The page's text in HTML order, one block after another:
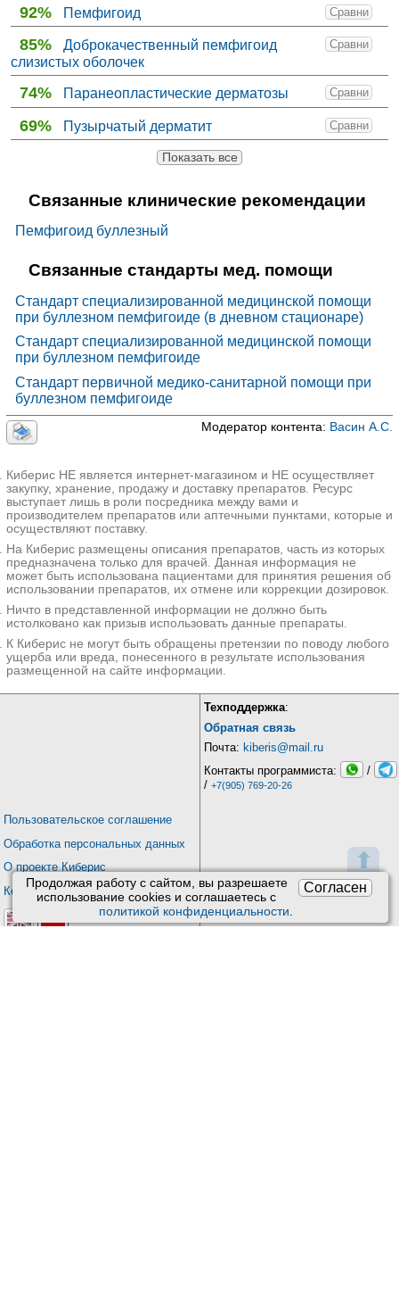
⬆
Согласен
Продолжая работу с сайтом, вы разрешаете
использование сookies и соглашаетесь с
политикой конфиденциальности.
92% Сравни
Пемфигоид
85% Сравни
Доброкачественный пемфигоид
слизистых оболочек
74% Сравни
Паранеопластические дерматозы
69% Сравни
Пузырчатый дерматит
Показать все
Связанные клинические рекомендации
Пемфигоид буллезный
Связанные стандарты мед. помощи
Стандарт специализированной медицинской помощи
при буллезном пемфигоиде (в дневном стационаре)
Стандарт специализированной медицинской помощи
при буллезном пемфигоиде
Стандарт первичной медико-санитарной помощи при
буллезном пемфигоиде
Модератор контента: Васин А.С.
Киберис НЕ является интернет-магазином и НЕ осуществляет
закупку, хранение, продажу и доставку препаратов. Ресурс
выступает лишь в роли посредника между вами и
производителем препаратов или аптечными пунктами, которые и
осуществляют поставку.
На Киберис размещены описания препаратов, часть из которых
предназначена только для врачей. Данная информация не
может быть использована пациентами для принятия решения об
использовании препаратов, их отмене или коррекции дозировок.
Ничто в представленной информации не должно быть
истолковано как призыв использовать данные препараты.
К Киберис не могут быть обращены претензии по поводу любого
ущерба или вреда, понесенного в результате использования
размещенной на сайте информации.
Пользовательское соглашение
Обработка персональных данных
О проекте Киберис
Контакты
Техподдержка:
Обратная связь
Почта: kiberis@mail.ru
Контакты программиста:
/
/ +7(905) 769-20-26